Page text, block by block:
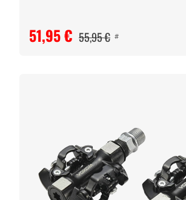
51,95 € 55,95 € #